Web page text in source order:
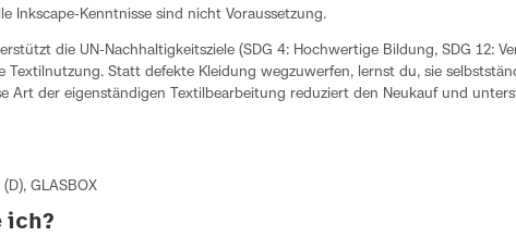
Inkscape-Kenntnisse sind nicht Voraussetzung.
die UN-Nachhaltigkeitsziele (SDG 4: Hochwertige Bildung, SDG 12:
Textilnutzung. Statt defekte Kleidung wegzuwerfen, lernst du, sie
Art der eigenständigen Textilbearbeitung reduziert den Neukauf und
GLASBOX
ich?